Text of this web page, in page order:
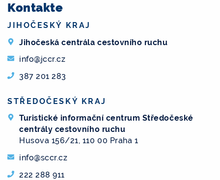
Kontakte
JIHOČESKÝ KRAJ
Jihočeská centrála cestovního ruchu
info@jccr.cz
387 201 283
STŘEDOČESKÝ KRAJ
Turistické informační centrum Středočeské
centrály cestovního ruchu
Husova 156/21, 110 00 Praha 1
info@sccr.cz
222 288 911